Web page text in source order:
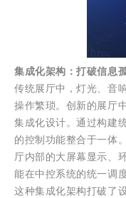
集成化架构：打破信息
传统展厅中，灯光、音
操作繁琐。创新的展厅
集成化设计。通过构建
的控制功能整合于一体
厅内部的大屏幕显示、
能在中控系统的统一调
这种集成化架构打破了